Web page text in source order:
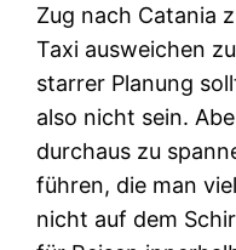
Zug nach Catania
Taxi ausweichen
starrer Planung
also nicht sein.
durchaus zu
führen, die man
nicht auf dem